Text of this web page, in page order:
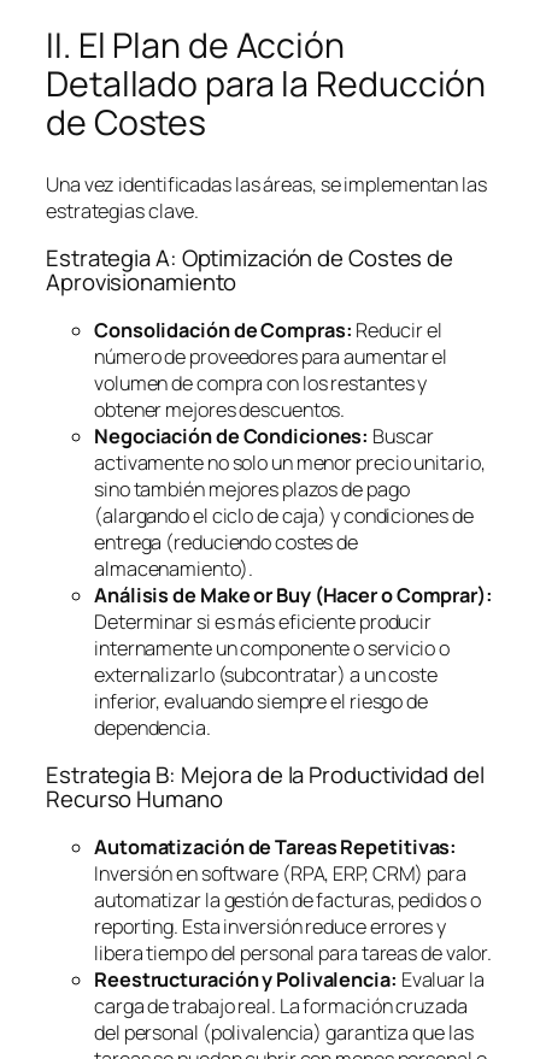
II. El Plan de Acción
Detallado para la Reducción
de Costes
Una vez identificadas las áreas, se implementan las
estrategias clave.
Estrategia A: Optimización de Costes de
Aprovisionamiento
Consolidación de Compras: Reducir el
número de proveedores para aumentar el
volumen de compra con los restantes y
obtener mejores descuentos.
Negociación de Condiciones: Buscar
activamente no solo un menor precio unitario,
sino también mejores plazos de pago
(alargando el ciclo de caja) y condiciones de
entrega (reduciendo costes de
almacenamiento).
Análisis de Make or Buy(Hacer o Comprar):
Determinar si es más eficiente producir
internamente un componente o servicio o
externalizarlo (subcontratar) a un coste
inferior, evaluando siempre el riesgo de
dependencia.
Estrategia B: Mejora de la Productividad del
Recurso Humano
Automatización de Tareas Repetitivas:
Inversión ensoftware(RPA, ERP, CRM) para
automatizar la gestión de facturas, pedidos o
reporting. Esta inversión reduce errores y
libera tiempo del personal para tareas de valor.
Reestructuración y Polivalencia: Evaluar la
carga de trabajo real. La formación cruzada
del personal (polivalencia) garantiza que las